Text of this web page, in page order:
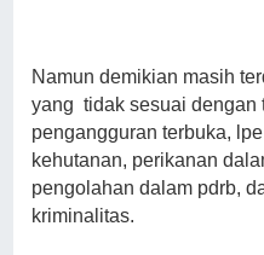
Namun demikian masih
yang tidak sesuai dengan
pengangguran terbuka,
kehutanan, perikanan
pengolahan dalam pdrb,
kriminalitas.